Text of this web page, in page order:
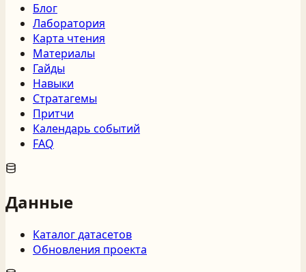
Блог
Лаборатория
Карта чтения
Материалы
Гайды
Навыки
Стратагемы
Притчи
Календарь событий
FAQ
Данные
Каталог датасетов
Обновления проекта